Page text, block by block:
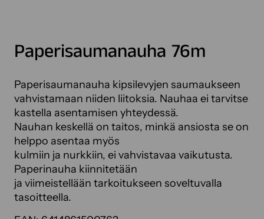
Paperisaumanauha 76m
Paperisaumanauha kipsilevyjen saumaukseen
vahvistamaan niiden liitoksia. Nauhaa ei tarvitse
kastella asentamisen yhteydessä.
Nauhan keskellä on taitos, minkä ansiosta se on
helppo asentaa myös
kulmiin ja nurkkiin, ei vahvistavaa vaikutusta.
Paperinauha kiinnitetään
ja viimeistellään tarkoitukseen soveltuvalla
tasoitteella.